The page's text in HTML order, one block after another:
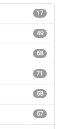
17
49
68
71
68
67